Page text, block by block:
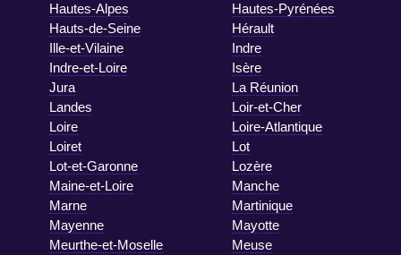
Hautes-Alpes
Hautes-Pyrénées
Hauts-de-Seine
Hérault
Ille-et-Vilaine
Indre
Indre-et-Loire
Isère
Jura
La Réunion
Landes
Loir-et-Cher
Loire
Loire-Atlantique
Loiret
Lot
Lot-et-Garonne
Lozère
Maine-et-Loire
Manche
Marne
Martinique
Mayenne
Mayotte
Meurthe-et-Moselle
Meuse